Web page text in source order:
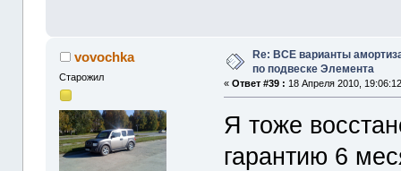
vovochka
Старожил
Re: ВСЕ варианты
по подвеске Элемента
«Ответ #39 : 18 Апреля 2010,
Я тоже
гарантию 6